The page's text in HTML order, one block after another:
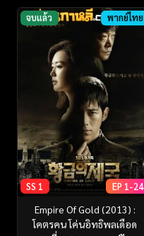
จบแล้ว พากย์ไทย
SS 1 EP 1-24
Empire Of Gold (2013) :
โคตรคน โค่นอิทธิพลเดือด